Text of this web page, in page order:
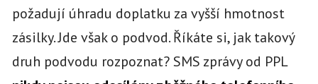
požadují úhradu doplatku za vyšší hmotnost
zásilky. Jde však o podvod. Říkáte si, jak takový
druh podvodu rozpoznat? SMS zprávy od PPL